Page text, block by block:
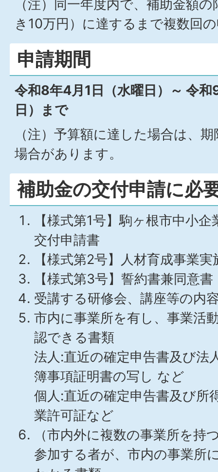
（注）同一年度内で、補助金額
き10万円）に達するまで複数回
申請期間
令和8年4月1日（水曜日）～ 令
日）まで
（注）予算額に達した場合は、
場合があります。
補助金の交付申請に必
【様式第1号】駒ヶ根市中小
交付申請書
【様式第2号】人材育成事業
【様式第3号】誓約書兼同意書
受講する研修会、講座等の内
市内に事業所を有し、事業活
認できる書類
法人:直近の確定申告書及び法
簿事項証明書の写し など
個人:直近の確定申告書及び所
業許可証など
（市内外に複数の事業所を持
参加する者が、市内の事業所